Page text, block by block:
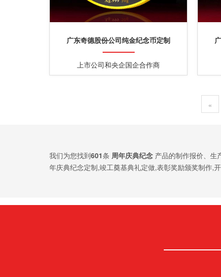
广东奇德股份公司纯金纪念币定制
上市公司和央企国企合作商
«
我们为您找到601条 周年庆典纪念 产品的制作报价、生
年庆典纪念定制,竣工奠基典礼定做,表彰奖励颁奖制作,